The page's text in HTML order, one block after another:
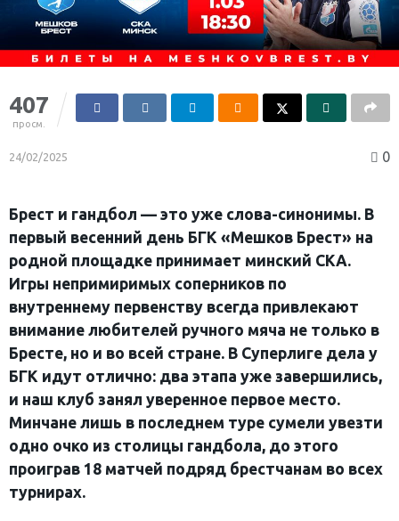
407
просм.
24/02/2025 0
Брест и гандбол — это уже слова-синонимы. В
первый весенний день БГК «Мешков Брест» на
родной площадке принимает минский СКА.
Игры непримиримых соперников по
внутреннему первенству всегда привлекают
внимание любителей ручного мяча не только в
Бресте, но и во всей стране. В Суперлиге дела у
БГК идут отлично: два этапа уже завершились,
и наш клуб занял уверенное первое место.
Минчане лишь в последнем туре сумели увезти
одно очко из столицы гандбола, до этого
проиграв 18 матчей подряд брестчанам во всех
турнирах.